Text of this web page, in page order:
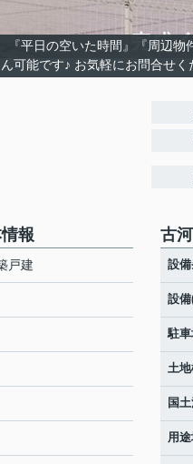
『平日の空いた時間』『周辺物
可能です♪ お気軽にお問合せく
報
戸建
古
設
設
駐
土地
国
用